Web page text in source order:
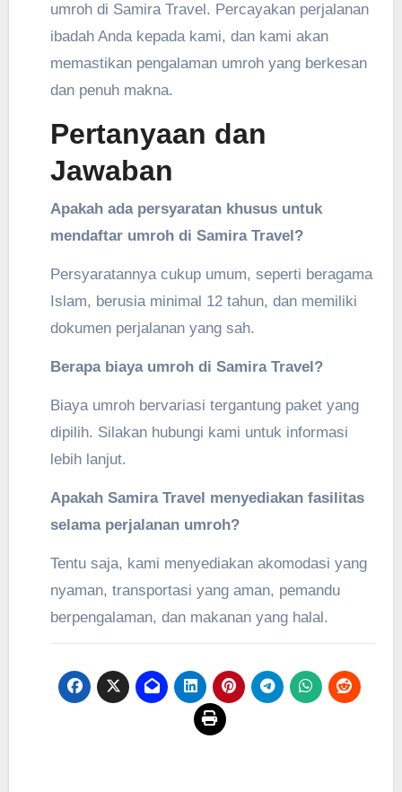
umroh di Samira Travel. Percayakan perjalanan
ibadah Anda kepada kami, dan kami akan
memastikan pengalaman umroh yang berkesan
dan penuh makna.
Pertanyaan dan
Jawaban
Apakah ada persyaratan khusus untuk
mendaftar umroh di Samira Travel?
Persyaratannya cukup umum, seperti beragama
Islam, berusia minimal 12 tahun, dan memiliki
dokumen perjalanan yang sah.
Berapa biaya umroh di Samira Travel?
Biaya umroh bervariasi tergantung paket yang
dipilih. Silakan hubungi kami untuk informasi
lebih lanjut.
Apakah Samira Travel menyediakan fasilitas
selama perjalanan umroh?
Tentu saja, kami menyediakan akomodasi yang
nyaman, transportasi yang aman, pemandu
berpengalaman, dan makanan yang halal.